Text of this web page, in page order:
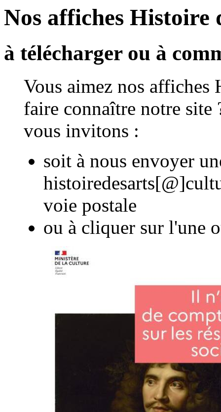
Nos affiches Histoire
à télécharger ou à
Vous aimez nos affiches
faire connaître notre site
vous invitons :
soit à nous envoyer
voie postale
ou à cliquer sur l'une